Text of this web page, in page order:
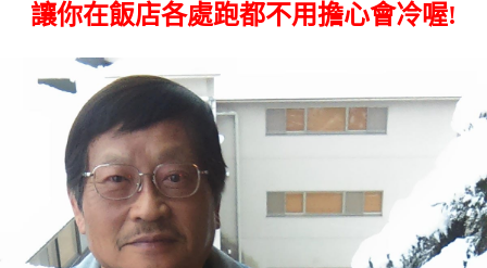
讓你在飯店各處跑都不用擔心會冷喔!